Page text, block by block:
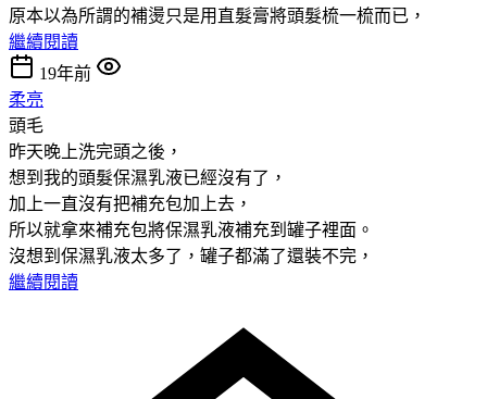
原本以為所謂的補燙只是用直髮膏將頭髮梳一梳而已，
繼續閱讀
19年前
柔亮
頭毛
昨天晚上洗完頭之後，
想到我的頭髮保濕乳液已經沒有了，
加上一直沒有把補充包加上去，
所以就拿來補充包將保濕乳液補充到罐子裡面。
沒想到保濕乳液太多了，罐子都滿了還裝不完，
繼續閱讀